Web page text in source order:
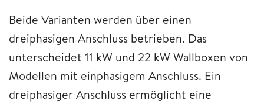
Beide Varianten werden über einen
dreiphasigen Anschluss betrieben. Das
unterscheidet 11 kW und 22 kW Wallboxen von
Modellen mit einphasigem Anschluss. Ein
dreiphasiger Anschluss ermöglicht eine